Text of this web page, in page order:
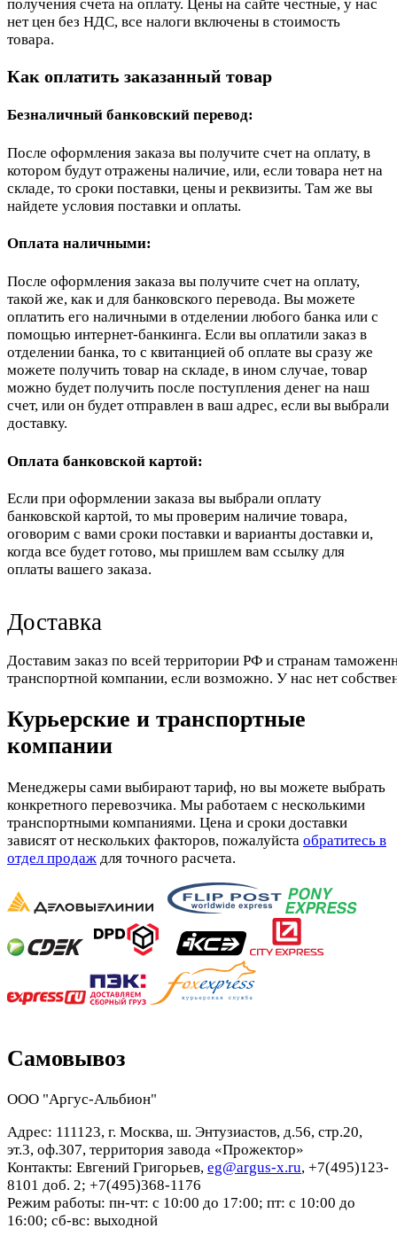
получения счета на оплату. Цены на сайте честные, у нас
нет цен без НДС, все налоги включены в стоимость
товара.
Как оплатить заказанный товар
Безналичный банковский перевод:
После оформления заказа вы получите счет на оплату, в
котором будут отражены наличие, или, если товара нет на
складе, то сроки поставки, цены и реквизиты. Там же вы
найдете условия поставки и оплаты.
Оплата наличными:
После оформления заказа вы получите счет на оплату,
такой же, как и для банковского перевода. Вы можете
оплатить его наличными в отделении любого банка или с
помощью интернет-банкинга. Если вы оплатили заказ в
отделении банка, то с квитанцией об оплате вы сразу же
можете получить товар на складе, в ином случае, товар
можно будет получить после поступления денег на наш
счет, или он будет отправлен в ваш адрес, если вы выбрали
доставку.
Оплата банковской картой:
Если при оформлении заказа вы выбрали оплату
банковской картой, то мы проверим наличие товара,
оговорим с вами сроки поставки и варианты доставки и,
когда все будет готово, мы пришлем вам ссылку для
оплаты вашего заказа.
Доставка
Доставим заказ по всей территории РФ и странам
транспортной компании, если возможно. У нас нет
Курьерские и транспортные
компании
Менеджеры сами выбирают тариф, но вы можете выбрать
конкретного перевозчика. Мы работаем с несколькими
транспортными компаниями. Цена и сроки доставки
зависят от нескольких факторов, пожалуйста обратитесь в
отдел продаж для точного расчета.
Самовывоз
ООО "Аргус-Альбион"
Адрес: 111123, г. Москва, ш. Энтузиастов, д.56, стр.20,
эт.3, оф.307, территория завода «Прожектор»
Контакты: Евгений Григорьев, eg@argus-x.ru, +7(495)123-
8101 доб. 2; +7(495)368-1176
Режим работы: пн-чт: с 10:00 до 17:00; пт: с 10:00 до
16:00; сб-вс: выходной